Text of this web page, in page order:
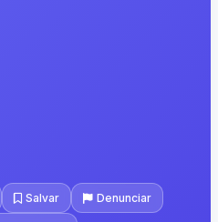
Salvar Denunciar